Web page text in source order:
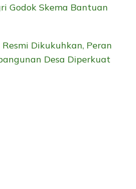
Godok Skema Bantuan
Dikukuhkan, Peran
Desa Diperkuat